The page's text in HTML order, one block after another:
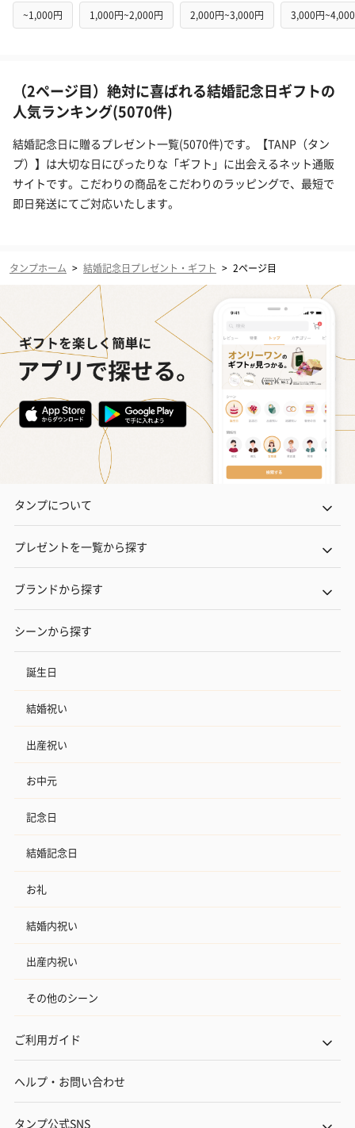
~1,000円 1,000円~2,000円 2,000円~3,000円 3,000円
（2ページ目）絶対に喜ばれる結婚記念日ギフトの
人気ランキング(5070件)
結婚記念日に贈るプレゼント一覧(5070件)です。【TANP（タン
プ）】は大切な日にぴったりな「ギフト」に出会えるネット通販
サイトです。こだわりの商品をこだわりのラッピングで、最短で
即日発送にてご対応いたします。
タンプホーム > 結婚記念日プレゼント・ギフト > 2ページ目
タンプについて
プレゼントを一覧から探す
ブランドから探す
シーンから探す
誕生日
結婚祝い
出産祝い
お中元
記念日
結婚記念日
お礼
結婚内祝い
出産内祝い
その他のシーン
ご利用ガイド
ヘルプ・お問い合わせ
タンプ公式SNS